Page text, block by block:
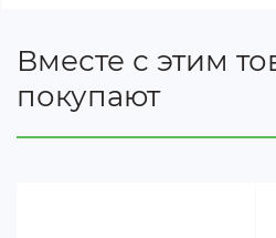
для монтажа на PE
рабочее давление: 0,5 – 5
Вместе с этим
покупают